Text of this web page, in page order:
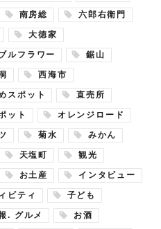
南房総 六郎右衛門
大徳家
ルフラワー 鋸山
西海市
スポット 直売所
ット オレンジロード
菊水 みかん
天塩町 観光
お土産 インタビュー
ビティ 子ども
. グルメ お酒